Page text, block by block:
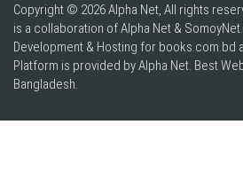
Copyright © 2026 Alpha Net, All rights
is a collaboration of Alpha Net & SomoyNet.
Development & Hosting for books.com.bd
Platform is provided by Alpha Net. Best
Bangladesh.